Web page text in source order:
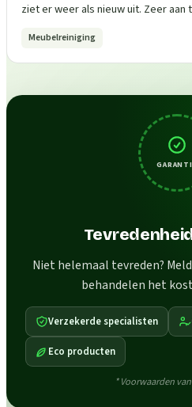
ziet er weer als nieuw uit. Zeer aan
Meubelreiniging
Niet helemaal tevreden?
behandelen het
Verzekerde specialisten
Eco producten
* Voorwaarden